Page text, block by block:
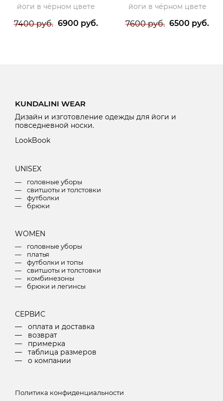
йоги в чёрном цвете
7400 руб. 6900 руб.
йоги в чёрном цвете
7600 руб. 6500 руб.
KUNDALINI WEAR
Дизайн и изготовление одежды для йоги и
повседневной носки.
LookBook
UNISEX
головные уборы
свитшоты и толстовки
футболки
брюки
WOMEN
головные уборы
платья
футболки и топы
свитшоты и толстовки
комбинезоны
брюки и легинсы
СЕРВИС
оплата и доставка
возврат
примерка
таблица размеров
о компании
Политика конфиденциальности